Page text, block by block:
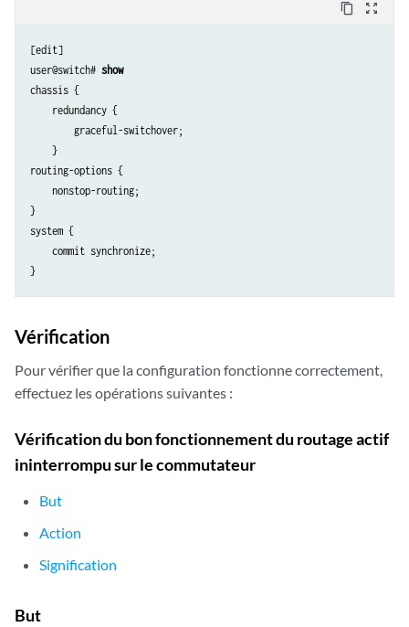
content_copy zoom_out_map
[edit]
user@switch# show
chassis {
    redundancy {
        graceful-switchover;
    }
routing-options {
    nonstop-routing;
}
system {
    commit synchronize;
Vérification
Pour vérifier que la configuration fonctionne correctement,
effectuez les opérations suivantes :
Vérification du bon fonctionnement du routage actif
ininterrompu sur le commutateur
But
Action
Signification
But